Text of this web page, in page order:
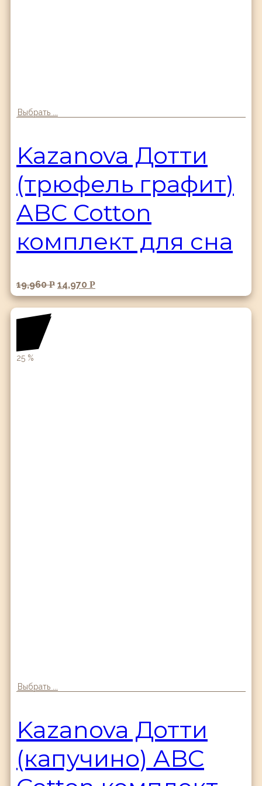
Выбрать ...
Kazanova Дотти
(трюфель графит)
ABC Cotton
комплект для сна
19,960Р 14,970 Р
25 %
Выбрать ...
Kazanova Дотти
(капучино) ABC